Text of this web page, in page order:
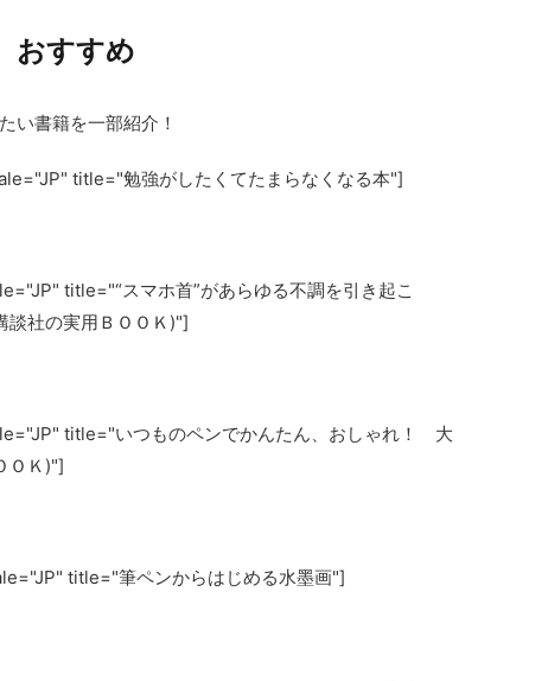
おすすめ
い書籍を一部紹介！
title="勉強がしたくてたまらなくなる本"]
title="“スマホ首”があらゆる不調を引き起こ
社の実用ＢＯＯＫ)"]
title="いつものペンでかんたん、おしゃれ！ 大
ＯＫ)"]
title="筆ペンからはじめる水墨画"]